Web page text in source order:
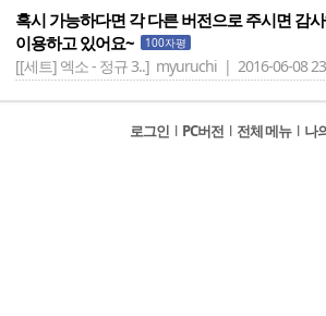
혹시 가능하다면 각 다른 버전으로 주시면 감
이용하고 있어요~
100자평
[[세트] 엑소 - 정규 3..] myuruchi | 2016-06-08
로그인 l PC버전 l 전체 메뉴 l 나